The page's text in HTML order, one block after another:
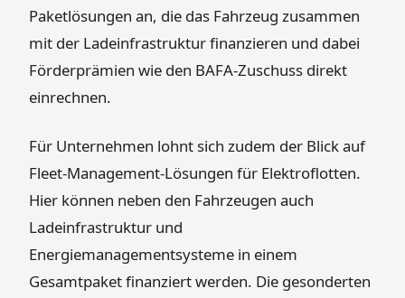
Paketlösungen an, die das Fahrzeug zusammen
mit der Ladeinfrastruktur finanzieren und dabei
Förderprämien wie den BAFA-Zuschuss direkt
einrechnen.
Für Unternehmen lohnt sich zudem der Blick auf
Fleet-Management-Lösungen für Elektroflotten.
Hier können neben den Fahrzeugen auch
Ladeinfrastruktur und
Energiemanagementsysteme in einem
Gesamtpaket finanziert werden. Die gesonderten